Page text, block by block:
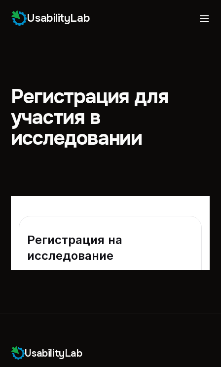
UsabilityLab
Регистрация для
участия в
исследовании
UsabilityLab